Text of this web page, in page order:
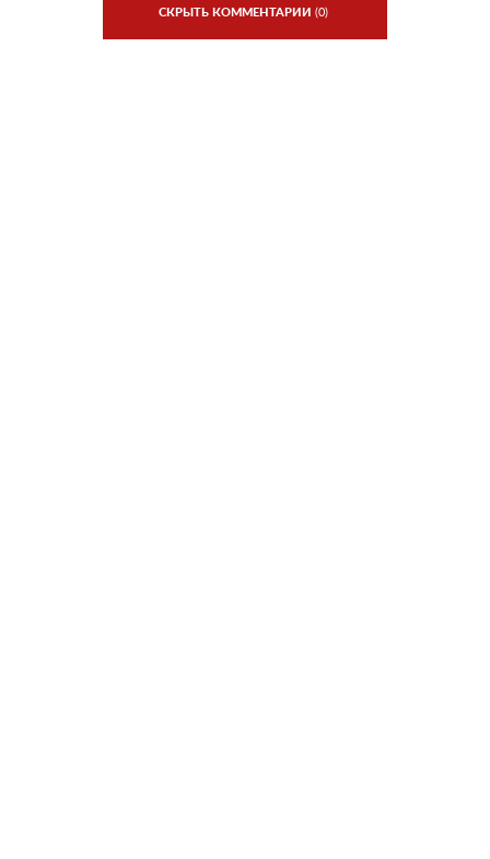
СКРЫТЬ КОММЕНТАРИИ (0)